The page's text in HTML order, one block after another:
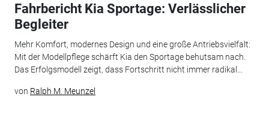
Fahrbericht Kia Sportage: Verlässlicher
Begleiter
Mehr Komfort, modernes Design und eine große Antriebsvielfalt:
Mit der Modellpflege schärft Kia den Sportage behutsam nach.
Das Erfolgsmodell zeigt, dass Fortschritt nicht immer radikal...
von Ralph M. Meunzel